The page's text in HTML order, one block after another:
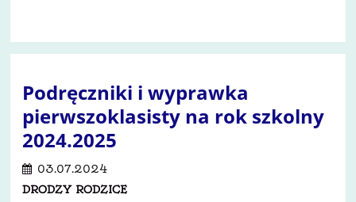
Podręczniki i wyprawka
pierwszoklasisty na rok szkolny
2024.2025
03.07.2024
DRODZY RODZICE